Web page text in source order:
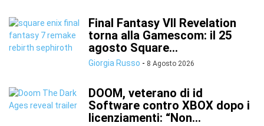
Final Fantasy VII Revelation
torna alla Gamescom: il 25
agosto Square...
Giorgia Russo - 8 Agosto 2026
DOOM, veterano di id
Software contro XBOX dopo i
licenziamenti: “Non...